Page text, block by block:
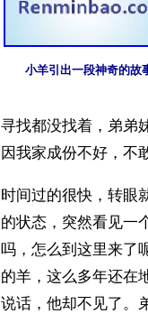
小羊引出一段神奇的故
寻找都没找着，弟弟
因我家成份不好，不
时间过的很快，转眼
的状态，突然看见一
吗，怎么到这里来了
的羊，这么多年还在
说话，他却不见了。